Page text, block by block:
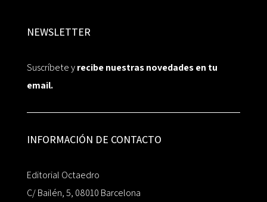
NEWSLETTER
Suscríbete yrecibe nuestras novedades en tu
email.
INFORMACIÓN DE CONTACTO
Editorial Octaedro
C/ Bailén, 5, 08010 Barcelona